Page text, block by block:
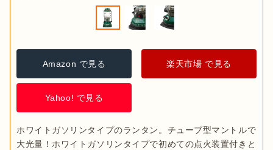
Amazon で見る 楽天市場 で見る
Yahoo! で見る
ホワイトガソリンタイプのランタン。チューブ型マントルで
大光量！ホワイトガソリンタイプで初めての点火装置付きと